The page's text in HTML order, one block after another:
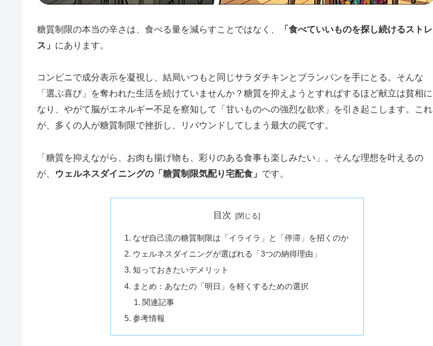
糖質制限の本当の辛さは、食べる量を減らすことではなく、
「食べていいものを探し続けるストレ
ス」 にあります。
コンビニで成分表示を凝視し、結局いつもと同じサラダチキンとブランパンを手にとる。そんな
「選ぶ喜び」を奪われた生活を続けていませんか？糖質を抑えようとすればするほど献立は貧相に
なり、やがて脳がエネルギー不足を察知して「甘いものへの強烈な欲求」を引き起こします。これ
が、多くの人が糖質制限で挫折し、リバウンドしてしまう最大の罠です。
「糖質を抑えながら、お肉も揚げ物も、彩りのある食事も楽しみたい」。そんな理想を叶えるの
が、 ウェルネスダイニングの「糖質制限気配り宅配食」 です。
目次
なぜ自己流の糖質制限は「イライラ」と「停滞」を招くのか
ウェルネスダイニングが選ばれる「3つの納得理由」
知っておきたいデメリット
まとめ：あなたの「明日」を軽くするための選択
関連記事
参考情報